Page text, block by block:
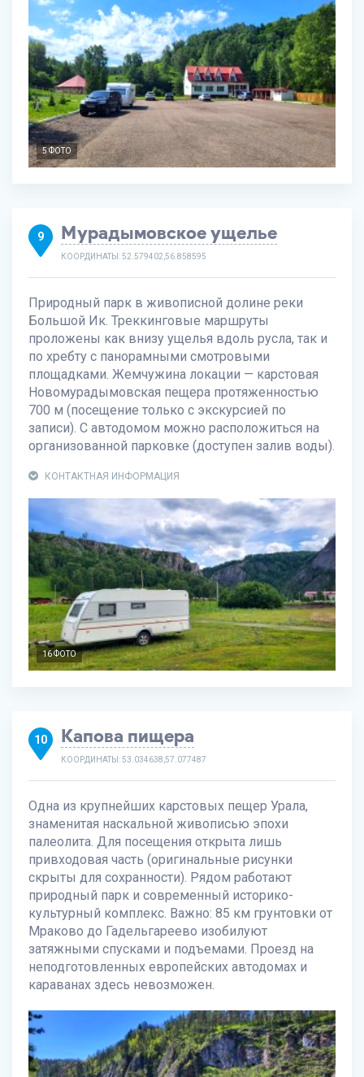
5 ФОТО
9 Мурадымовское ущелье
КООРДИНАТЫ: 52.579402,56.858595
Природный парк в живописной долине реки
Большой Ик. Треккинговые маршруты
проложены как внизу ущелья вдоль русла, так и
по хребту с панорамными смотровыми
площадками. Жемчужина локации — карстовая
Новомурадымовская пещера протяженностью
700 м (посещение только с экскурсией по
записи). С автодомом можно расположиться на
организованной парковке (доступен залив воды).
КОНТАКТНАЯ ИНФОРМАЦИЯ
16 ФОТО
10 Капова пищера
КООРДИНАТЫ: 53.034638,57.077487
Одна из крупнейших карстовых пещер Урала,
знаменитая наскальной живописью эпохи
палеолита. Для посещения открыта лишь
привходовая часть (оригинальные рисунки
скрыты для сохранности). Рядом работают
природный парк и современный историко-
культурный комплекс. Важно: 85 км грунтовки от
Мраково до Гадельгареево изобилуют
затяжными спусками и подъемами. Проезд на
неподготовленных европейских автодомах и
караванах здесь невозможен.